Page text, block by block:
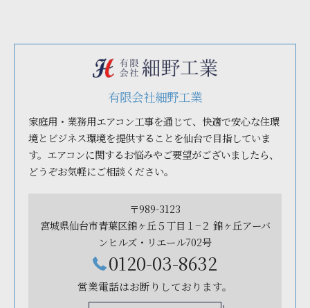
有限会社細野工業
家庭用・業務用エアコン工事を通じて、快適で安心な住環
境とビジネス環境を提供することを仙台で目指していま
す。エアコンに関するお悩みやご要望がございましたら、
どうぞお気軽にご相談ください。
〒989-3123
宮城県仙台市青葉区錦ヶ丘５丁目１−２ 錦ヶ丘アーバ
ンヒルズ・リエール702号
0120-03-8632
営業電話はお断りしております。